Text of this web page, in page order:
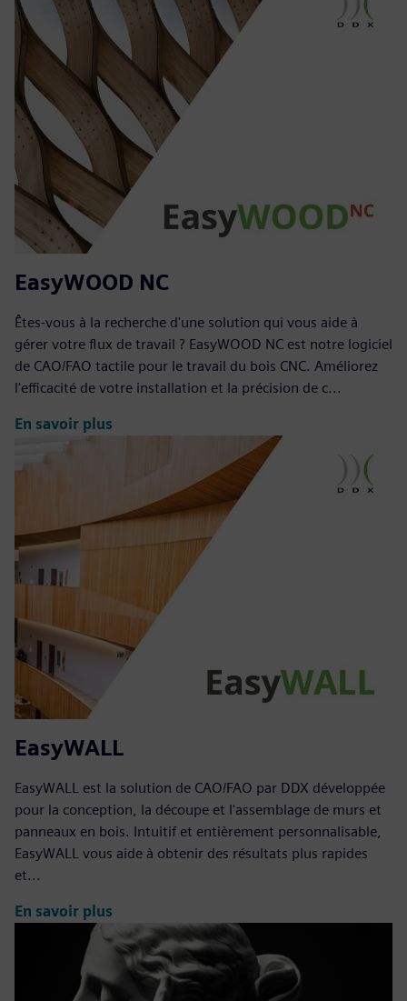
EasyWOOD NC
Êtes-vous à la recherche d'une solution qui vous aide à
gérer votre flux de travail ? EasyWOOD NC est notre logiciel
de CAO/FAO tactile pour le travail du bois CNC. Améliorez
l'efficacité de votre installation et la précision de c...
En savoir plus
EasyWALL
EasyWALL est la solution de CAO/FAO par DDX développée
pour la conception, la découpe et l'assemblage de murs et
panneaux en bois. Intuitif et entièrement personnalisable,
EasyWALL vous aide à obtenir des résultats plus rapides
et...
En savoir plus